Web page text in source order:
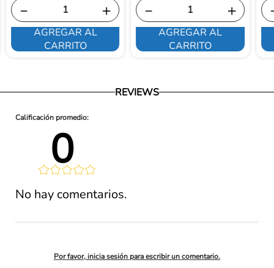
＋
－
AGREGAR AL
CARRITO
＋
－
AGREGAR AL
CARRITO
REVIEWS
0
Por favor, inicia sesión para escribir un comentario.
No hay comentarios.